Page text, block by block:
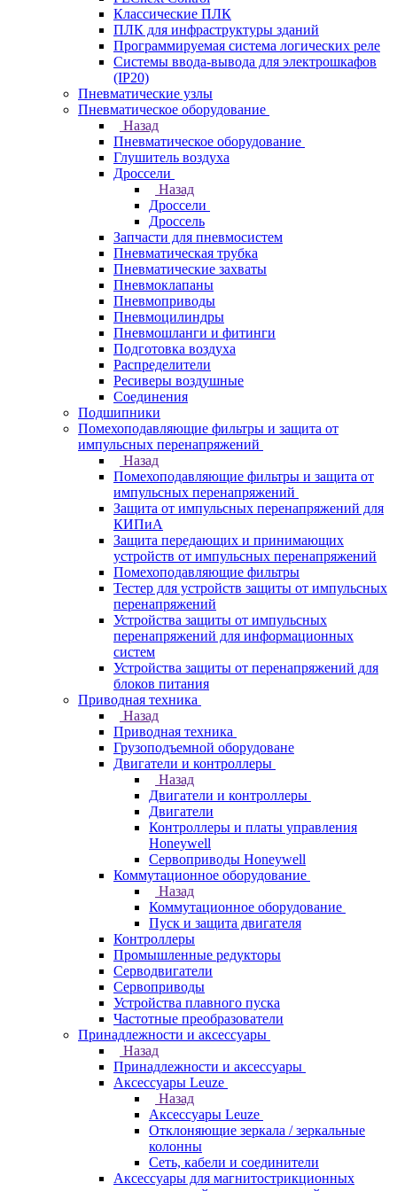
Классические ПЛК
ПЛК для инфраструктуры зданий
Программируемая система логических реле
Системы ввода-вывода для электрошкафов
(IP20)
Пневматические узлы
Пневматическое оборудование
Назад
Пневматическое оборудование
Глушитель воздуха
Дроссели
Назад
Дроссели
Дроссель
Запчасти для пневмосистем
Пневматическая трубка
Пневматические захваты
Пневмоклапаны
Пневмоприводы
Пневмоцилиндры
Пневмошланги и фитинги
Подготовка воздуха
Распределители
Ресиверы воздушные
Соединения
Подшипники
Помехоподавляющие фильтры и защита от
импульсных перенапряжений
Назад
Помехоподавляющие фильтры и защита от
импульсных перенапряжений
Защита от импульсных перенапряжений для
КИПиА
Защита передающих и принимающих
устройств от импульсных перенапряжений
Помехоподавляющие фильтры
Тестер для устройств защиты от импульсных
перенапряжений
Устройства защиты от импульсных
перенапряжений для информационных
систем
Устройства защиты от перенапряжений для
блоков питания
Приводная техника
Назад
Приводная техника
Грузоподъемной оборудоване
Двигатели и контроллеры
Назад
Двигатели и контроллеры
Двигатели
Контроллеры и платы управления
Honeywell
Сервоприводы Honeywell
Коммутационное оборудование
Назад
Коммутационное оборудование
Пуск и защита двигателя
Контроллеры
Промышленные редукторы
Серводвигатели
Сервоприводы
Устройства плавного пуска
Частотные преобразователи
Принадлежности и аксессуары
Назад
Принадлежности и аксессуары
Аксессуары Leuze
Назад
Аксессуары Leuze
Отклоняющие зеркала / зеркальные
колонны
Сеть, кабели и соединители
Аксессуары для магнитострикционных